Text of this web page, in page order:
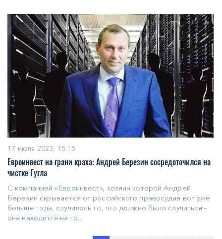
17 июля 2023, 15:15
Евроинвест на грани краха: Андрей Березин сосредоточился на
чистке Гугла
С компанией «Евроинвест», хозяин которой Андрей
Березин скрывается от российского правосудия вот уже
больше года, случилось то, что должно было случиться –
она находится на гр...